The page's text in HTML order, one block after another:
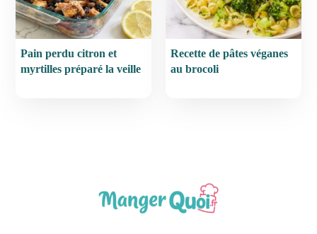
Pain perdu citron et
myrtilles préparé la veille
Recette de pâtes véganes
au brocoli